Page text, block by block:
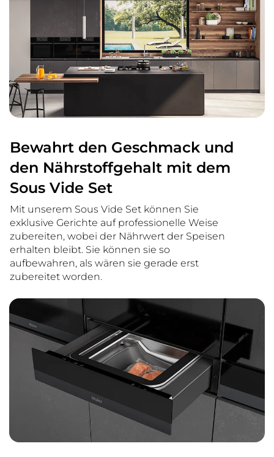
Bewahrt den Geschmack und
den Nährstoffgehalt mit dem
Sous Vide Set
Mit unserem Sous Vide Set können Sie
exklusive Gerichte auf professionelle Weise
zubereiten, wobei der Nährwert der Speisen
erhalten bleibt. Sie können sie so
aufbewahren, als wären sie gerade erst
zubereitet worden.